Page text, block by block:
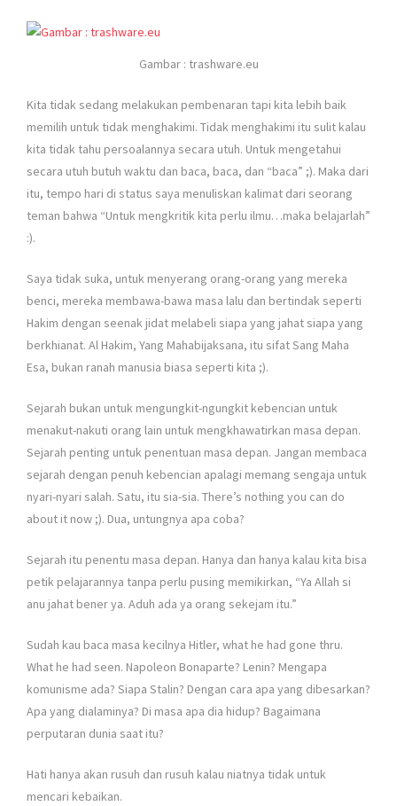
Gambar : trashware.eu
Kita tidak sedang melakukan pembenaran tapi kita lebih baik
memilih untuk tidak menghakimi. Tidak menghakimi itu sulit kalau
kita tidak tahu persoalannya secara utuh. Untuk mengetahui
secara utuh butuh waktu dan baca, baca, dan “baca” ;). Maka dari
itu, tempo hari di status saya menuliskan kalimat dari seorang
teman bahwa “Untuk mengkritik kita perlu ilmu…maka belajarlah”
:).
Saya tidak suka, untuk menyerang orang-orang yang mereka
benci, mereka membawa-bawa masa lalu dan bertindak seperti
Hakim dengan seenak jidat melabeli siapa yang jahat siapa yang
berkhianat. Al Hakim, Yang Mahabijaksana, itu sifat Sang Maha
Esa, bukan ranah manusia biasa seperti kita ;).
Sejarah bukan untuk mengungkit-ngungkit kebencian untuk
menakut-nakuti orang lain untuk mengkhawatirkan masa depan.
Sejarah penting untuk penentuan masa depan. Jangan membaca
sejarah dengan penuh kebencian apalagi memang sengaja untuk
nyari-nyari salah. Satu, itu sia-sia. There’s nothing you can do
about it now ;). Dua, untungnya apa coba?
Sejarah itu penentu masa depan. Hanya dan hanya kalau kita bisa
petik pelajarannya tanpa perlu pusing memikirkan, “Ya Allah si
anu jahat bener ya. Aduh ada ya orang sekejam itu.”
Sudah kau baca masa kecilnya Hitler, what he had gone thru.
What he had seen. Napoleon Bonaparte? Lenin? Mengapa
komunisme ada? Siapa Stalin? Dengan cara apa yang dibesarkan?
Apa yang dialaminya? Di masa apa dia hidup? Bagaimana
perputaran dunia saat itu?
Hati hanya akan rusuh dan rusuh kalau niatnya tidak untuk
mencari kebaikan.